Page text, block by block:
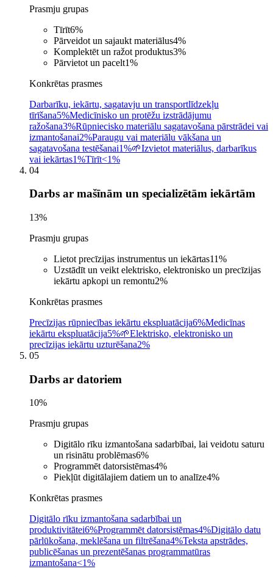
Prasmju grupas
Tīrīt6%
Pārveidot un sajaukt materiālus4%
Komplektēt un ražot produktus3%
Pārvietot un pacelt1%
Konkrētas prasmes
Darbarīku, iekārtu, sagatavju un transportlīdzekļu
tīrīšana5%Medicīnisko un protēžu izstrādājumu
ražošana3%Rūpniecisko materiālu sagatavošana pārstrādei vai
izmantošanai2%Paraugu vai materiālu vākšana un
sagatavošana testēšanai1%🌱Izvietot materiālus, darbarīkus
vai iekārtas1%Tīrīt<1%
04
Darbs ar mašīnām un specializētām iekārtām
13%
Prasmju grupas
Lietot precīzijas instrumentus un iekārtas11%
Uzstādīt un veikt elektrisko, elektronisko un precīzijas
iekārtu apkopi un remontu2%
Konkrētas prasmes
Precīzijas rūpniecības iekārtu ekspluatācija6%Medicīnas
iekārtu ekspluatācija5%🌱Elektrisko, elektronisko un
precīzijas iekārtu uzturēšana2%
05
Darbs ar datoriem
10%
Prasmju grupas
Digitālo rīku izmantošana sadarbībai, lai veidotu saturu
un risinātu problēmas6%
Programmēt datorsistēmas4%
Piekļūt digitālajiem datiem un to analīze4%
Konkrētas prasmes
Digitālo rīku izmantošana sadarbībai un
produktivitātei6%Programmēt datorsistēmas4%Digitālo datu
pārlūkošana, meklēšana un filtrēšana4%Teksta apstrādes,
publicēšanas un prezentēšanas programmatūras
izmantošana<1%